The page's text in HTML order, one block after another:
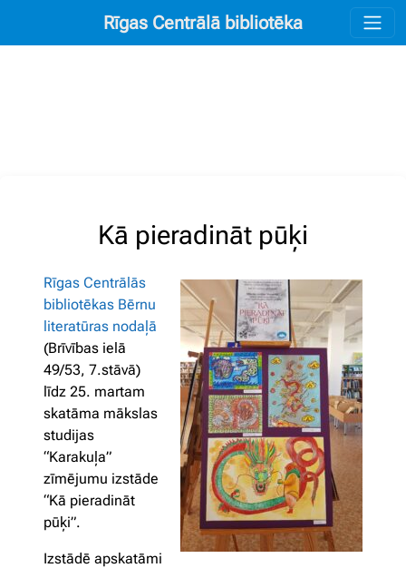
Rīgas Centrālā bibliotēka
Kā pieradināt pūķi
Rīgas Centrālās
bibliotēkas Bērnu
literatūras nodaļā
(Brīvības ielā
49/53, 7.stāvā)
līdz 25. martam
skatāma mākslas
studijas
“Karakuļa”
zīmējumu izstāde
“Kā pieradināt
pūķi”.
Izstādē apskatāmi